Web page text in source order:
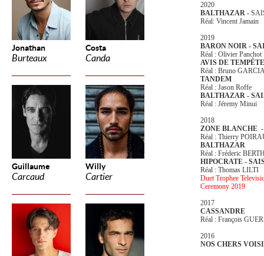
Jonathan
Burteaux
Costa
Canda
Guillaume
Carcaud
Willy
Cartier
2020
BALTHAZAR -
Réal: Vincent Jamain
2019
BARON NOIR -
Réal : Olivier Panchot
AVIS DE TEMPÊTE
Réal : Bruno
TANDEM
Réal : Jason Roffe
BALTHAZAR -
Réal : Jéremy Minui
2018
ZONE BLANCHE -
Réal : Thierry
BALTHAZAR
Réal : Fréderic
HIPOCRATE -
Réal : Thomas LILTI
Duet Trophee
Ceremony 2019
2017
CASSANDRE
Réal : François
2016
NOS CHERS